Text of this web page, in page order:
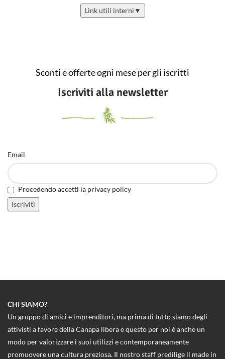
Link utili interni ▼
Sconti e offerte ogni mese per gli iscritti
Iscriviti alla newsletter
Email
Procedendo accetti la privacy policy
CHI SIAMO?
Un gruppo di amici e imprenditori, ma prima di tutto siamo degli
attivisti a favore della Canapa libera e questo per noi è anche un
modo per valorizzare i suoi utilizzi e contemporaneamente
promuovere una cultura preziosa. Il nostro staff predilige il made in